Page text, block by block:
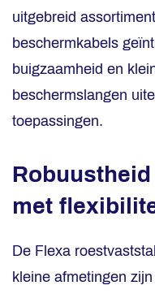
uitgebreid
beschermkabels
buigzaamheid en
beschermslangen
toepassingen.
met
De Flexa
kleine afmetingen